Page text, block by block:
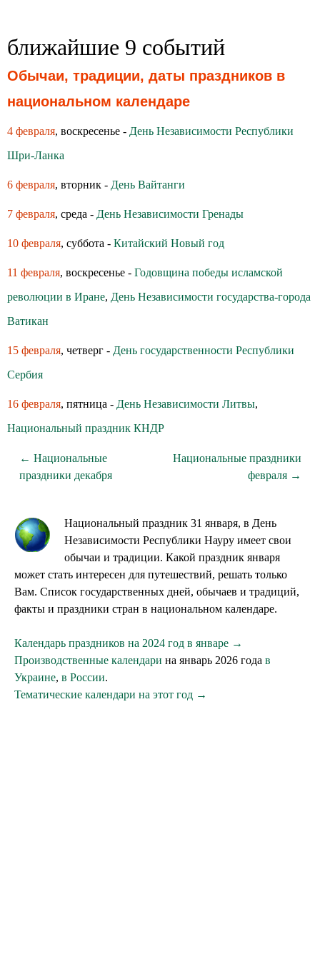
ближайшие 9 событий
Обычаи, традиции, даты праздников в
национальном календаре
4 февраля, воскресенье - День Независимости Республики
Шри-Ланка
6 февраля, вторник - День Вайтанги
7 февраля, среда - День Независимости Гренады
10 февраля, суббота - Китайский Новый год
11 февраля, воскресенье - Годовщина победы исламской
революции в Иране, День Независимости государства-города
Ватикан
15 февраля, четверг - День государственности Республики
Сербия
16 февраля, пятница - День Независимости Литвы,
Национальный праздник КНДР
← Национальные
праздники декабря
Национальные праздники
февраля →
Национальный праздник 31 января, в День
Независимости Республики Науру имеет свои
обычаи и традиции. Какой праздник января
может стать интересен для путешествий, решать только
Вам. Список государственных дней, обычаев и традиций,
факты и праздники стран в национальном календаре.
Календарь праздников на 2024 год в январе →
Производственные календари на январь 2026 года в
Украине, в России.
Тематические календари на этот год →